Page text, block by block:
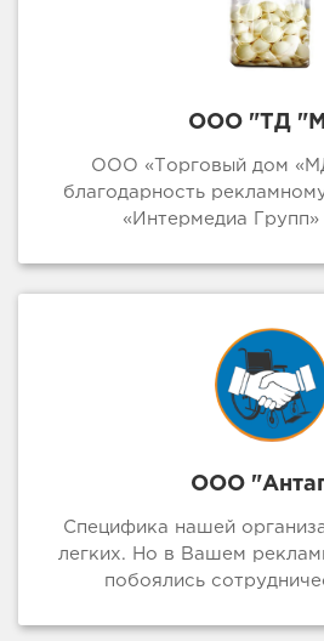
ООО "ТД
ООО «Торговый дом
благодарность
«Интермедиа Групп»
ООО
Специфика нашей
легких. Но в Вашем
побоялись